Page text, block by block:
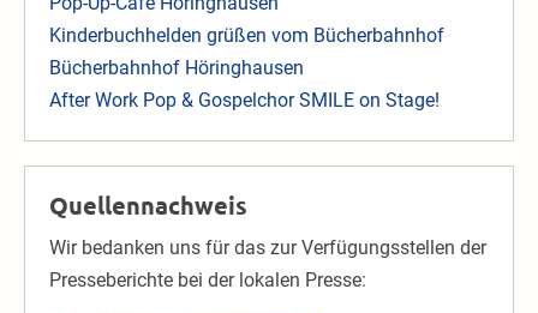
Kinderbuchhelden grüßen vom Bücherbahnhof
Bücherbahnhof Höringhausen
After Work Pop & Gospelchor SMILE on Stage!
Quellennachweis
Wir bedanken uns für das zur Verfügungsstellen der
Presseberichte bei der lokalen Presse: